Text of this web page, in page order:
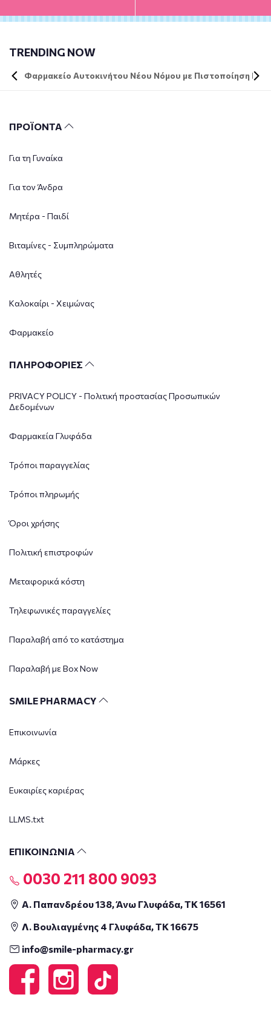
TRENDING NOW
Φαρμακείο Αυτοκινήτου Νέου Νόμου με Πιστοποίηση DIN
ΠΡΟΪΟΝΤΑ
Για τη Γυναίκα
Για τον Άνδρα
Μητέρα - Παιδί
Βιταμίνες - Συμπληρώματα
Αθλητές
Καλοκαίρι - Χειμώνας
Φαρμακείο
ΠΛΗΡΟΦΟΡΙΕΣ
PRIVACY POLICY - Πολιτική προστασίας Προσωπικών
Δεδομένων
Φαρμακεία Γλυφάδα
Τρόποι παραγγελίας
Τρόποι πληρωμής
Όροι χρήσης
Πολιτική επιστροφών
Μεταφορικά κόστη
Τηλεφωνικές παραγγελίες
Παραλαβή από το κατάστημα
Παραλαβή με Box Now
SMILE PHARMACY
Επικοινωνία
Μάρκες
Ευκαιρίες καριέρας
LLMS.txt
ΕΠΙΚΟΙΝΩΝΙΑ
0030 211 800 9093
Α. Παπανδρέου 138, Άνω Γλυφάδα, ΤΚ 16561
Λ. Βουλιαγμένης 4 Γλυφάδα, ΤΚ 16675
info@smile-pharmacy.gr